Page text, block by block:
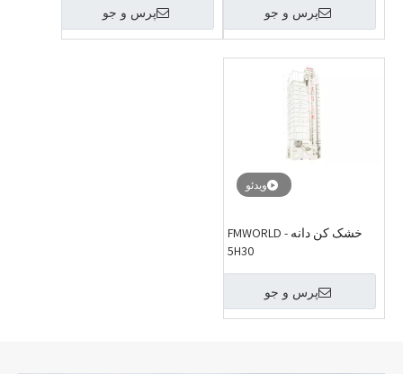
پرس و جو پرس و جو
ویدئو
خشک کن دانه FMWORLD -
5H30
پرس و جو